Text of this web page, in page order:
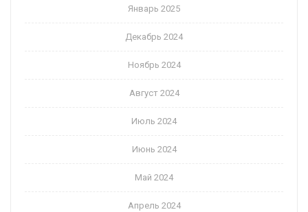
Январь 2025
Декабрь 2024
Ноябрь 2024
Август 2024
Июль 2024
Июнь 2024
Май 2024
Апрель 2024